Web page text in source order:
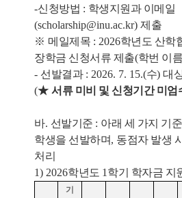
-신청방법 : 학생지원과 이메일
(scholarship@inu.ac.kr) 제출
※ 메일제목 : 2026학년도 산학
장학금 신청서류 제출(학번 이름
- 선발결과 : 2026. 7. 15.(수) 대
(★ 서류 미비 및 신청기간 미엄
바. 선발기준 : 아래 세 가지 기
학생을 선발하며, 동점자 발생
처리
1) 2026학년도 1 학기 학자금 지
기